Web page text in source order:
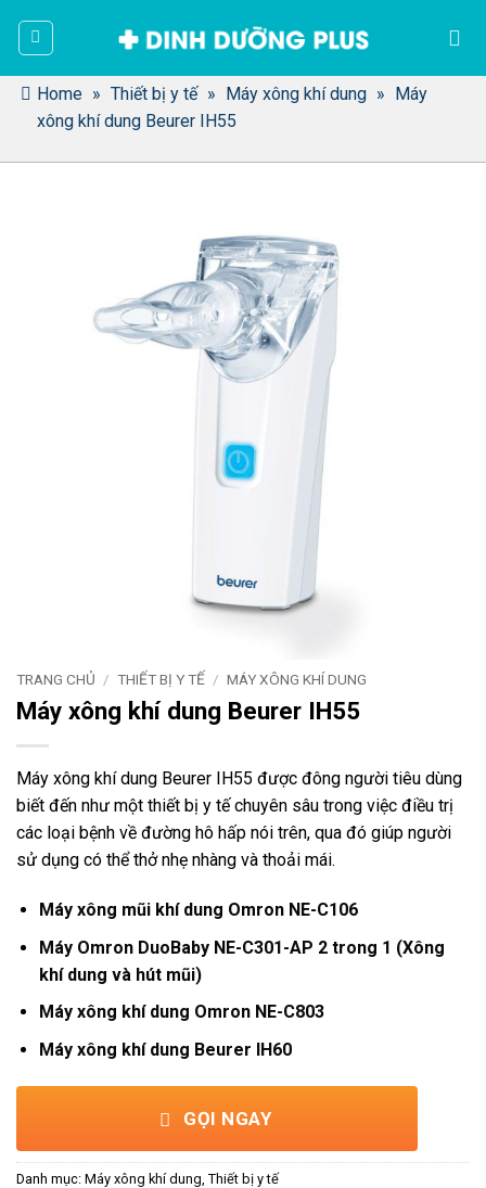
dung Home » Thiết bị y tế » Máy xông khí dung » Máy
xông khí dung Beurer IH55
TRANG CHỦ / THIẾT BỊ Y TẾ / MÁY XÔNG KHÍ DUNG
Máy xông khí dung Beurer IH55
Máy xông khí dung Beurer IH55 được đông người tiêu dùng
biết đến như một thiết bị y tế chuyên sâu trong việc điều trị
các loại bệnh về đường hô hấp nói trên, qua đó giúp người
sử dụng có thể thở nhẹ nhàng và thoải mái.
Máy xông mũi khí dung Omron NE-C106
Máy Omron DuoBaby NE-C301-AP 2 trong 1 (Xông
khí dung và hút mũi)
Máy xông khí dung Omron NE-C803
Máy xông khí dung Beurer IH60
GỌI NGAY
Danh mục: Máy xông khí dung Thiết bị y tế